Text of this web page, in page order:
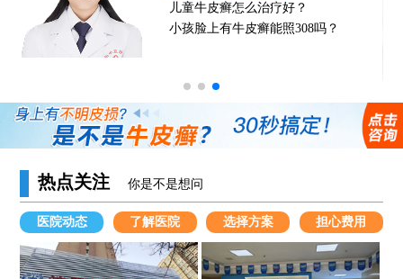
儿童牛皮癣怎么治疗好？
小孩脸上有牛皮癣能照308吗？
热点关注 你是不是想问
医院动态 了解医院 选择方案 担心费用